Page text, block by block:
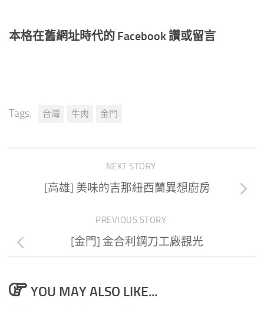
本格在舊網址時代的 Facebook 讚或留言
Tags: 台灣 牛肉 金門
NEXT STORY
[高雄] 美味的吉那紐西蘭異想廚房
PREVIOUS STORY
[金門] 金合利鋼刀工廠觀光
YOU MAY ALSO LIKE...